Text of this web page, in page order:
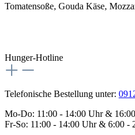
Tomatensoße, Gouda Käse,
Hunger-Hotline
Telefonische Bestellung unter:
Mo-Do: 11:00 - 14:00 Uhr &
Fr-So: 11:00 - 14:00 Uhr & 6:00 -